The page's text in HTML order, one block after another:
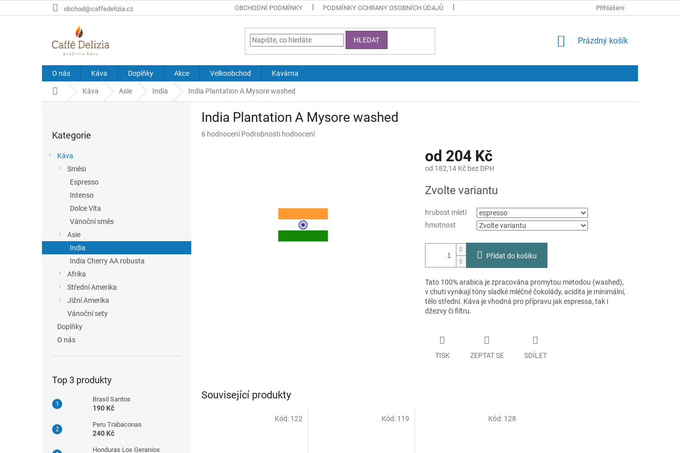
na
obchod@caffedelizia.cz OBCHODNÍ PODMÍNKY PODMÍNKY OCHRANY OSOBNÍCH ÚDAJŮ Přihlášení
HLEDAT
NÁKUPNÍ
Prázdný košík
O nás Káva Doplňky Akce Velkoobchod Kavárna
Domů Káva Asie India India Plantation A Mysore washed
e
l
kategorie
Kategorie
Káva
Směsi
Espresso
Intenso
Dolce Vita
Vánoční směs
Asie
India
India Cherry AA robusta
Afrika
Střední Amerika
Jižní Amerika
Vánoční sety
Doplňky
O nás
Top 3 produkty
Brasil Santos
190 Kč
Peru Trabaconas
240 Kč
Honduras Los Geranios
India Plantation A Mysore washed
Průměrné
6 hodnocení Podrobnosti hodnocení
od 204 Kč
od 182,14 Kčbez DPH
cena:
Zvolte variantu
hrubost mletí
hmotnost
Přidat do košíku
Tato 100% arabica je zpracována promytou metodou (washed),
v chuti vynikají tóny sladké mléčné čokolády, acidita je minimální,
tělo střední. Káva je vhodná pro přípravu jak espressa, tak i
džezvy či filtru.
TISK ZEPTAT SE SDÍLET
Související produkty
Kód: 122 Kód: 119 Kód: 128